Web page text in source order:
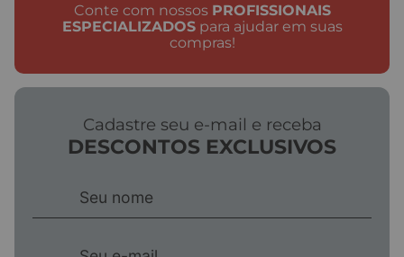
Conte com nossos PROFISSIONAIS
ESPECIALIZADOSpara ajudar em suas
compras!
Cadastre seu e-mail e receba
DESCONTOS EXCLUSIVOS